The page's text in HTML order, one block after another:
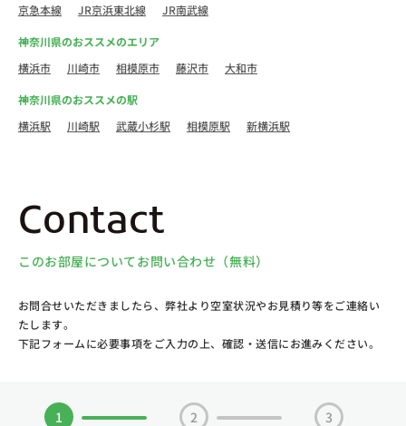
京急本線
JR京浜東北線 JR南武線
神奈川県のおススメのエリア
横浜市
川崎市 相模原市 藤沢市 大和市
神奈川県のおススメの駅
横浜駅
川崎駅 武蔵小杉駅 相模原駅 新横浜駅
Contact
このお部屋についてお問い合わせ（無料）
お問合せいただきましたら、弊社より空室状況やお見積り等をご連絡い
たします。
下記フォームに必要事項をご入力の上、確認・送信にお進みください。
1 2 3